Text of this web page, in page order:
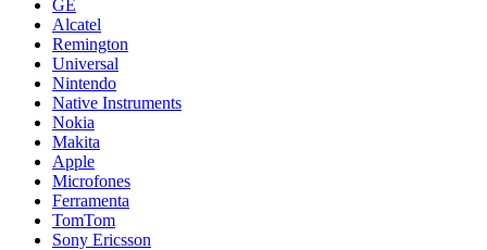
GE
Alcatel
Remington
Universal
Nintendo
Native Instruments
Nokia
Makita
Apple
Microfones
Ferramenta
TomTom
Sony Ericsson